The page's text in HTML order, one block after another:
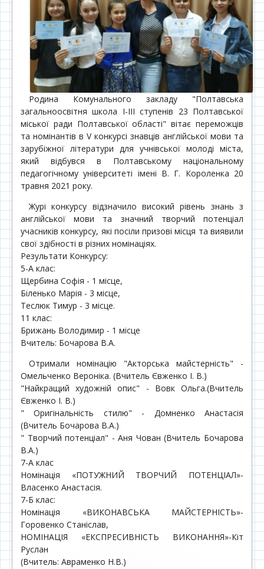
Родина Комунального закладу "Полтавська
загальноосвітня школа І-ІІІ ступенів 23 Полтавської
міської ради Полтавської області" вітає переможців
та номінантів в V конкурсі знавців англійської мови та
зарубіжної літератури для учнівської молоді міста,
який відбувся в Полтавському національному
педагогічному університеті імені В. Г. Короленка 20
травня 2021 року.
Журі конкурсу відзначило високий рівень знань з
англійської мови та значний творчий потенціал
учасників конкурсу, які посіли призові місця та виявили
свої здібності в різних номінаціях.
Результати Конкурсу:
5-А клас:
Щербина Софія - 1 місце,
Біленько Марія - 3 місце,
Теслюк Тимур - 3 місце.
11 клас:
Брижань Володимир - 1 місце
Вчитель: Бочарова В.А.
Отримали номінацію "Акторська майстерність" -
Омельченко Вероніка. (Вчитель Євженко І. В.)
"Найкращий художній опис" - Вовк Ольга.(Вчитель
Євженко І. В.)
" Оригінальність стилю" - Домненко Анастасія
(Вчитель Бочарова В.А.)
" Творчий потенціал" - Аня Чован (Вчитель Бочарова
В.А.)
7-А клас
Номінація «ПОТУЖНИЙ ТВОРЧИЙ ПОТЕНЦІАЛ»-
Власенко Анастасія.
7-Б клас:
Номінація «ВИКОНАВСЬКА МАЙСТЕРНІСТЬ»-
Горовенко Станіслав,
НОМІНАЦІЯ «ЕКСПРЕСИВНІСТЬ ВИКОНАННЯ»-Кіт
Руслан
(Вчитель: Авраменко Н.В.)